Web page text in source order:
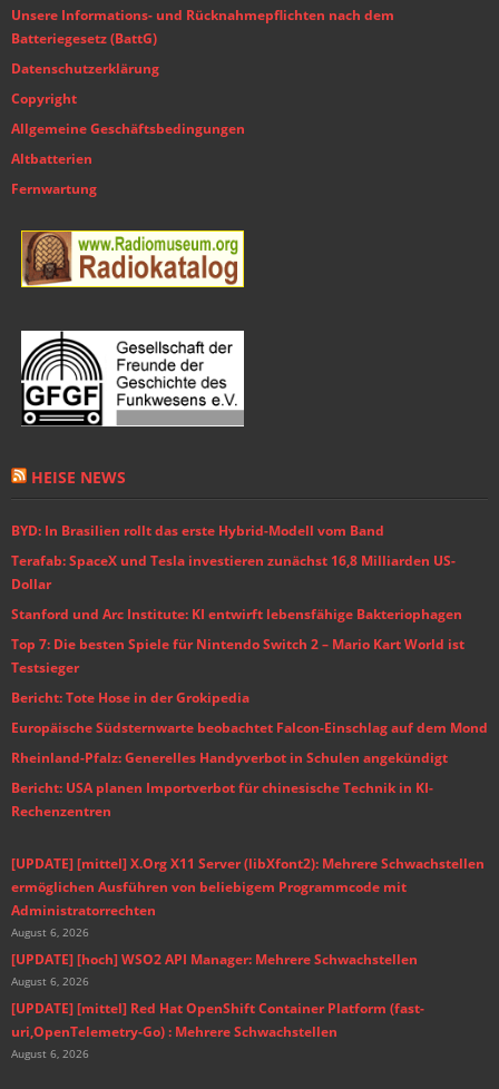
Unsere Informations- und Rücknahmepflichten nach dem
Batteriegesetz (BattG)
Datenschutzerklärung
Copyright
Allgemeine Geschäftsbedingungen
Altbatterien
Fernwartung
HEISE NEWS
BYD: In Brasilien rollt das erste Hybrid-Modell vom Band
Terafab: SpaceX und Tesla investieren zunächst 16,8 Milliarden US-
Dollar
Stanford und Arc Institute: KI entwirft lebensfähige Bakteriophagen
Top 7: Die besten Spiele für Nintendo Switch 2 – Mario Kart World ist
Testsieger
Bericht: Tote Hose in der Grokipedia
Europäische Südsternwarte beobachtet Falcon-Einschlag auf dem Mond
Rheinland-Pfalz: Generelles Handyverbot in Schulen angekündigt
Bericht: USA planen Importverbot für chinesische Technik in KI-
Rechenzentren
[UPDATE] [mittel] X.Org X11 Server (libXfont2): Mehrere Schwachstellen
ermöglichen Ausführen von beliebigem Programmcode mit
Administratorrechten
August 6, 2026
[UPDATE] [hoch] WSO2 API Manager: Mehrere Schwachstellen
August 6, 2026
[UPDATE] [mittel] Red Hat OpenShift Container Platform (fast-
uri,OpenTelemetry-Go) : Mehrere Schwachstellen
August 6, 2026